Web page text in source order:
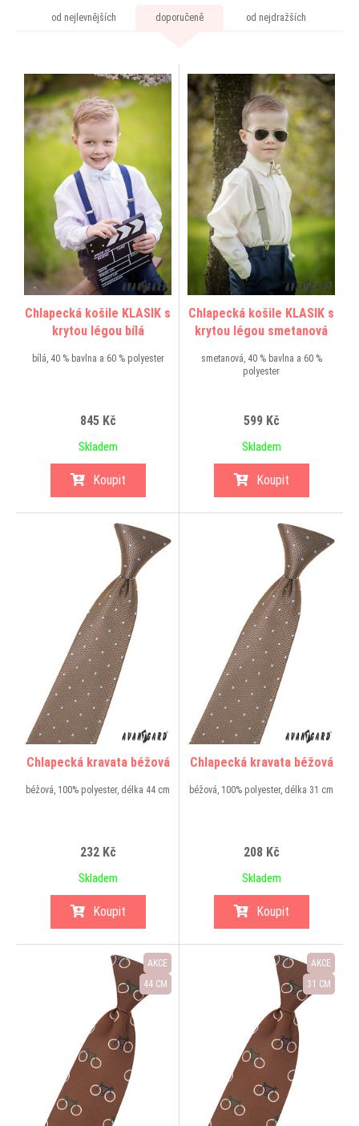
doporučeně
od nejlevnějších od nejdražších
Chlapecká košile KLASIK s
krytou légou bílá
bílá, 40 % bavlna a 60 % polyester
845 Kč
Skladem
Koupit
Chlapecká košile KLASIK s
krytou légou smetanová
smetanová, 40 % bavlna a 60 %
polyester
599 Kč
Skladem
Koupit
Chlapecká kravata béžová
béžová, 100% polyester, délka 44 cm
232 Kč
Skladem
Koupit
Chlapecká kravata béžová
béžová, 100% polyester, délka 31 cm
208 Kč
Skladem
Koupit
AKCE
44 CM
AKCE
31 CM